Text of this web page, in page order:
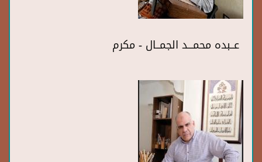
عــبده محمـــد الجمــال - مكرم